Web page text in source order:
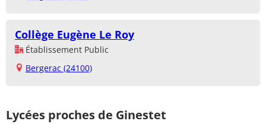
Collège Eugène Le Roy
Établissement Public
Bergerac (24100)
Lycées proches de Ginestet